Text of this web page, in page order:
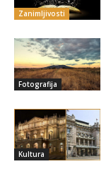
Zanimljivosti
Fotografija
Kultura